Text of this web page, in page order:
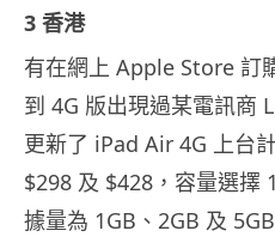
3 香港
有在網上 Apple Store 訂
到 4G 版出現過某電訊商
更新了 iPad Air 4G 上台
$298 及 $428，容量選擇
據量為 1GB、2GB 及